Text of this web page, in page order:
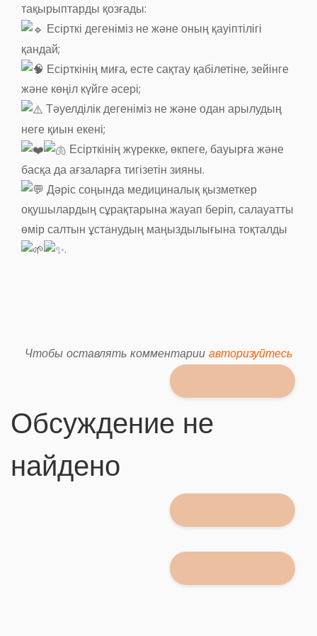
тақырыптарды қозғады:
Есірткі дегеніміз не және оның қауіптілігі
қандай;
Есірткінің миға, есте сақтау қабілетіне, зейінге
және көңіл күйге әсері;
Тәуелділік дегеніміз не және одан арылудың
неге қиын екені;
Есірткінің жүрекке, өкпеге, бауырға және
басқа да ағзаларға тигізетін зияны.
Дәріс соңында медициналық қызметкер
оқушылардың сұрақтарына жауап беріп, салауатты
өмір салтын ұстанудың маңыздылығына тоқталды
.
Чтобы оставлять комментарии авторизуйтесь
Обсуждение не
найдено